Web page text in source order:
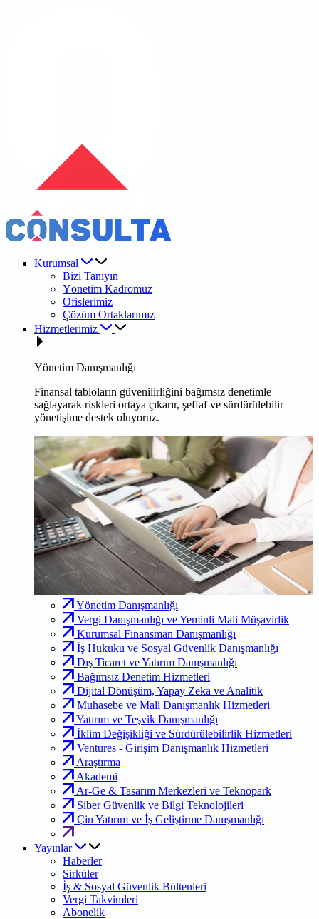
Kurumsal
Bizi Tanıyın
Yönetim Kadromuz
Ofislerimiz
Çözüm Ortaklarımız
Hizmetlerimiz
Yönetim Danışmanlığı
Finansal tabloların güvenilirliğini bağımsız denetimle
sağlayarak riskleri ortaya çıkarır, şeffaf ve sürdürülebilir
yönetişime destek oluyoruz.
Yönetim Danışmanlığı
Vergi Danışmanlığı ve Yeminli Mali Müşavirlik
Kurumsal Finansman Danışmanlığı
İş Hukuku ve Sosyal Güvenlik Danışmanlığı
Dış Ticaret ve Yatırım Danışmanlığı
Bağımsız Denetim Hizmetleri
Dijital Dönüşüm, Yapay Zeka ve Analitik
Muhasebe ve Mali Danışmanlık Hizmetleri
Yatırım ve Teşvik Danışmanlığı
İklim Değişikliği ve Sürdürülebilirlik Hizmetleri
Ventures - Girişim Danışmanlık Hizmetleri
Araştırma
Akademi
Ar-Ge & Tasarım Merkezleri ve Teknopark
Siber Güvenlik ve Bilgi Teknolojileri
Çin Yatırım ve İş Geliştirme Danışmanlığı
Yayınlar
Haberler
Sirküler
İş & Sosyal Güvenlik Bültenleri
Vergi Takvimleri
Abonelik